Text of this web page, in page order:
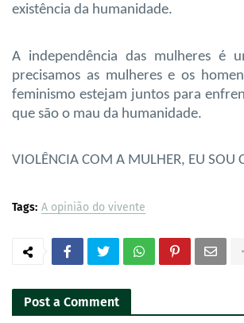
existência da humanidade.
A independência das mulheres é
precisamos as mulheres e os
feminismo estejam juntos para
que são o mau da humanidade.
VIOLÊNCIA COM A MULHER, EU SOU
Tags: A opinião do vivente
Post a Comment